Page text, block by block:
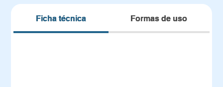
Ficha técnica Formas de uso